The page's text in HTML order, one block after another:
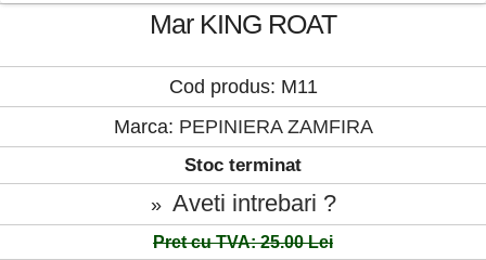
Mar KING ROAT
Cod produs: M11
Marca: PEPINIERA ZAMFIRA
Stoc terminat
» Aveti intrebari ?
Pret cu TVA: 25.00 Lei